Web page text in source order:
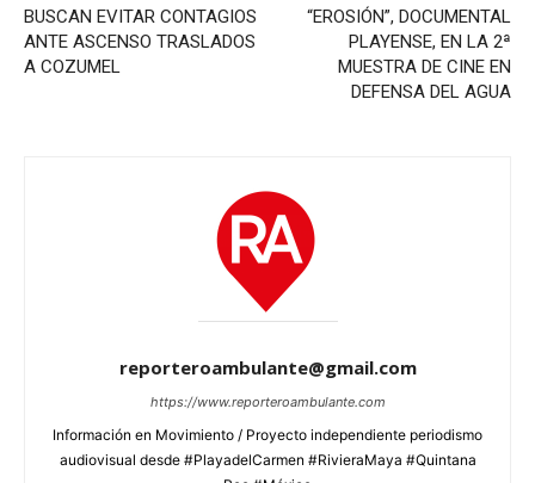
BUSCAN EVITAR CONTAGIOS
ANTE ASCENSO TRASLADOS
A COZUMEL
“EROSIÓN”, DOCUMENTAL
PLAYENSE, EN LA 2ª
MUESTRA DE CINE EN
DEFENSA DEL AGUA
reporteroambulante@gmail.com
https://www.reporteroambulante.com
Información en Movimiento / Proyecto independiente periodismo
audiovisual desde #PlayadelCarmen #RivieraMaya #Quintana